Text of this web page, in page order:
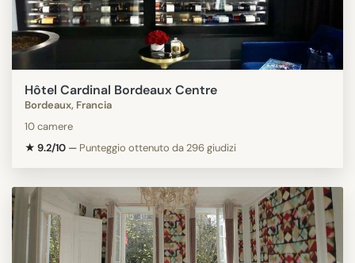
Hôtel Cardinal Bordeaux Centre
Bordeaux, Francia
10 camere
★ 9.2/10 — Punteggio ottenuto da 296 giudizi